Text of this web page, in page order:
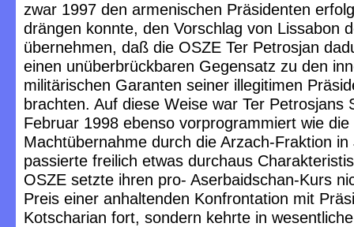
zwar 1997 den armenischen Präsidenten
drängen konnte, den Vorschlag von Lissabon
übernehmen, daß die OSZE Ter Petrosjan
einen unüberbrückbaren Gegensatz zu den
militärischen Garanten seiner illegitimen
brachten. Auf diese Weise war Ter Petrosjans
Februar 1998 ebenso vorprogrammiert wie die
Machtübernahme durch die Arzach-Fraktion in
passierte freilich etwas durchaus
OSZE setzte ihren pro- Aserbaidschan-Kurs
Preis einer anhaltenden Konfrontation mit
Kotscharian fort, sondern kehrte in